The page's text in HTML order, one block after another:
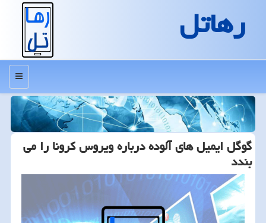
رهاتل
منو
گوگل ایمیل های آلوده درباره ویروس كرونا را می
بندد